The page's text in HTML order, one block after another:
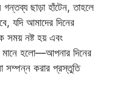
ছাড়া হাঁটেন, তাহলে
যদি আমাদের দিনের
সময় নষ্ট হয় এবং
মানে হলো—আপনার দিনের
সম্পন্ন করার প্রস্তুতি